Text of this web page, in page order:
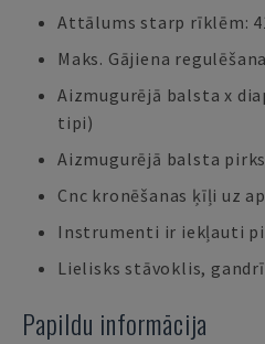
Attālums starp rīklēm:
Maks. Gājiena
Aizmugurējā balsta x
tipi)
Aizmugurējā balsta
Cnc kronēšanas ķīļi uz
Instrumenti ir iekļauti
Lielisks stāvoklis,
Papildu informācija